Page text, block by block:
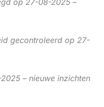
op 27-08-2025 –
gecontroleerd op 27-
– nieuwe inzichten